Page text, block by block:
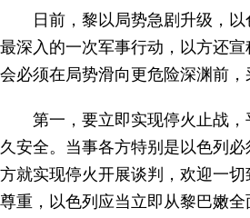
日前，黎以局势急剧升级，
最深入的一次军事行动，以方还
会必须在局势滑向更危险深渊前
第一，要立即实现停火止战
久安全。当事各方特别是以色列
方就实现停火开展谈判，欢迎一
尊重，以色列应当立即从黎巴嫩全